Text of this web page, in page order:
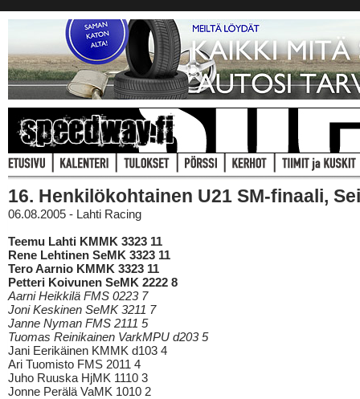
16. Henkilökohtainen U21 SM-finaali,
06.08.2005 - Lahti Racing
Teemu Lahti KMMK 3323 11
Rene Lehtinen SeMK 3323 11
Tero Aarnio KMMK 3323 11
Petteri Koivunen SeMK 2222 8
Aarni Heikkilä FMS 0223 7
Joni Keskinen SeMK 3211 7
Janne Nyman FMS 2111 5
Tuomas Reinikainen VarkMPU d203 5
Jani Eerikäinen KMMK d103 4
Ari Tuomisto FMS 2011 4
Juho Ruuska HjMK 1110 3
Jonne Perälä VaMK 1010 2